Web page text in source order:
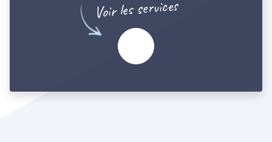
Voir les services